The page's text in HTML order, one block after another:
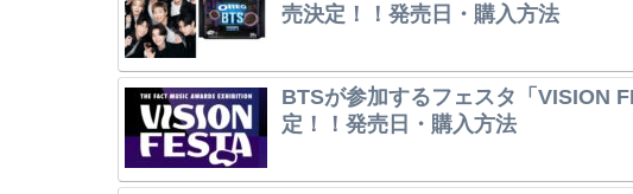
売決定！！発売日・購入方法
BTSが参加するフェスタ「VISION
定！！発売日・購入方法